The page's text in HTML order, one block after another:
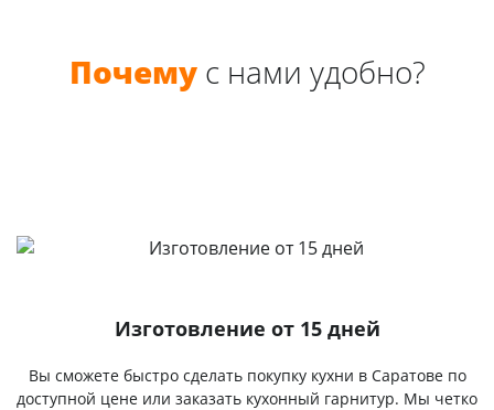
Почемус нами удобно?
Изготовление от 15 дней
Вы сможете быстро сделать покупку кухни в Саратове по
доступной цене или заказать кухонный гарнитур. Мы четко